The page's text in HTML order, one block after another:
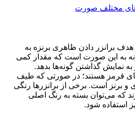
مختلف صورت
برانزر دادن ظاهری برنزه به
به این صورت است که مقدار کمی
نمایش گذاشتن گونه‌ها بدهد.
قرمز هستند؛ در صورتی که طیف
و برنز است. برخی از برانزرها رنگی
که می‌توان بسته به رنگ اصلی
استفاده شود.